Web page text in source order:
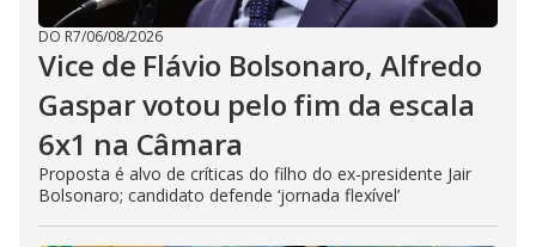
DO R7/06/08/2026
Vice de Flávio Bolsonaro, Alfredo
Gaspar votou pelo fim da escala
6x1 na Câmara
Proposta é alvo de críticas do filho do ex-presidente Jair
Bolsonaro; candidato defende ‘jornada flexível’